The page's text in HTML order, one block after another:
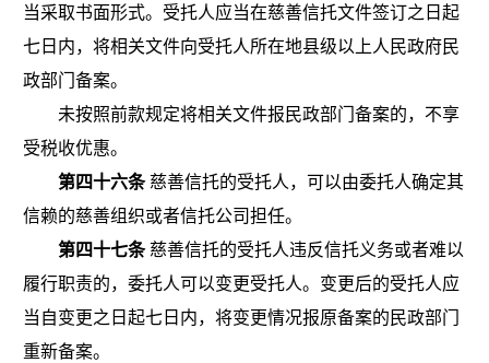
当采取书面形式。受托人应当在慈善信托文件签订之日起
七日内，将相关文件向受托人所在地县级以上人民政府民
政部门备案。
未按照前款规定将相关文件报民政部门备案的，不享
受税收优惠。
第四十六条 慈善信托的受托人，可以由委托人确定其
信赖的慈善组织或者信托公司担任。
第四十七条 慈善信托的受托人违反信托义务或者难以
履行职责的，委托人可以变更受托人。变更后的受托人应
当自变更之日起七日内，将变更情况报原备案的民政部门
重新备案。